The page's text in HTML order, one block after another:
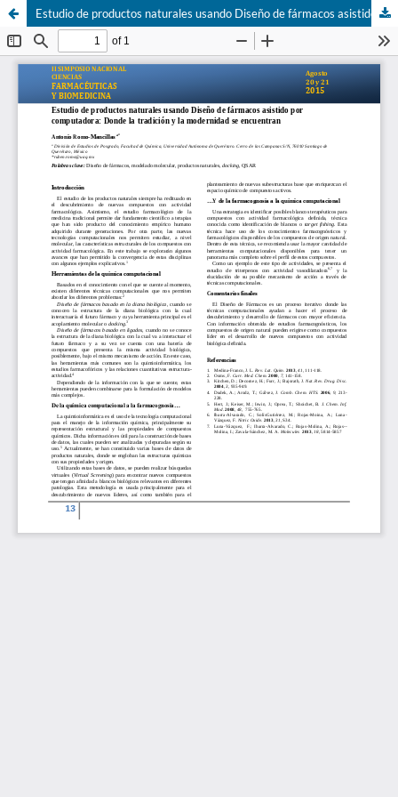
Estudio de productos naturales usando Diseño de fármacos asistido por computadora: Donde la tradición y la modernidad se encuentran